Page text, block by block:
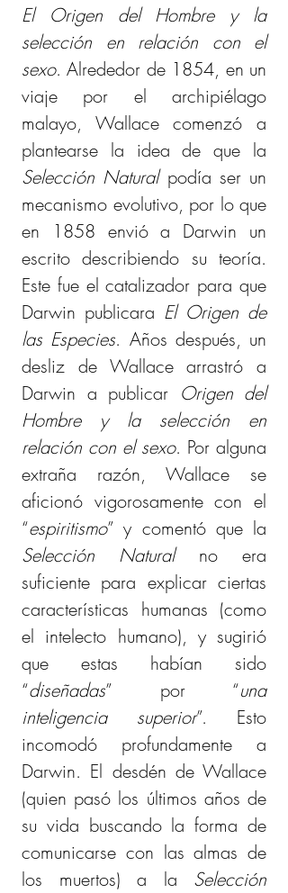
El Origen del Hombre y la
selección en relación con el
sexo. Alrededor de 1854, en un
viaje por el archipiélago
malayo, Wallace comenzó a
Selección Natural podía ser un
mecanismo evolutivo, por lo que
en 1858 envió a Darwin un
escrito describiendo su teoría.
Este fue el catalizador para que
Darwin publicara El Origen de
las Especies. Años después, un
desliz de Wallace arrastró a
Darwin a publicar Origen del
Hombre y la selección en
relación con el sexo. Por alguna
extraña razón, Wallace se
aficionó vigorosamente con el
“espiritismo
Selección Natural no era
suficiente para explicar ciertas
características humanas (como
el intelecto humano), y sugirió
que estas habían sido
“diseñadas” por “una
inteligencia superior”. Esto
incomodó profundamente a
Darwin. El desdén de Wallace
(quien pasó los últimos años de
su vida buscando la forma de
comunicarse con las almas de
los muertos) a la Selección